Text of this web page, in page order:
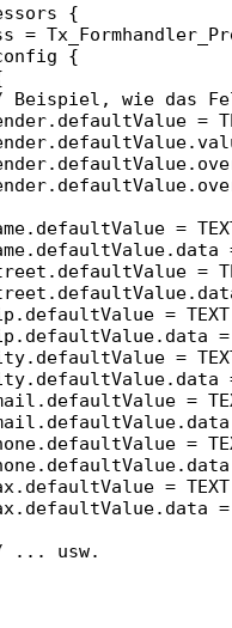
{
=
{
Beispiel, wie das
=
=
=
= TEXT
=
=
=
= TEXT
... usw.